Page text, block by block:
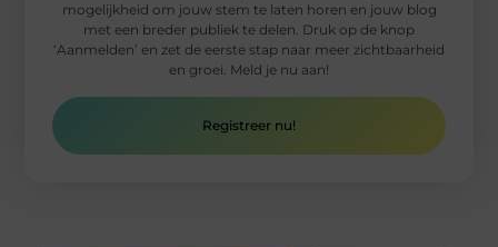
mogelijkheid om jouw stem te laten horen en jouw blog
met een breder publiek te delen. Druk op de knop
‘Aanmelden’ en zet de eerste stap naar meer zichtbaarheid
en groei. Meld je nu aan!
Registreer nu!